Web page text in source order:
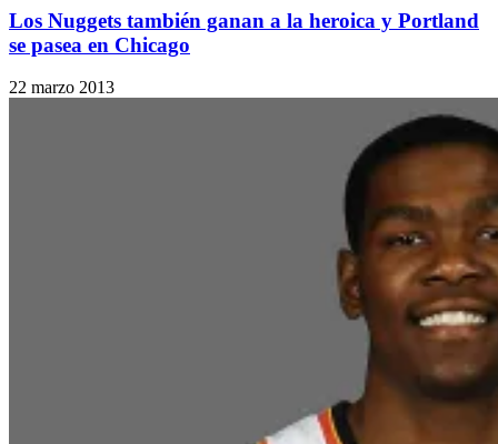
Los Nuggets también ganan a la heroica y Portland
se pasea en Chicago
22 marzo 2013